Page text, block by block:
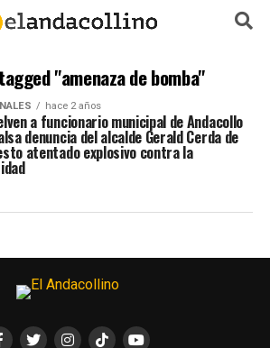
"amenaza de bomba"
hace 2 años
a funcionario municipal de Andacollo
denuncia del alcalde Gerald Cerda de
atentado explosivo contra la